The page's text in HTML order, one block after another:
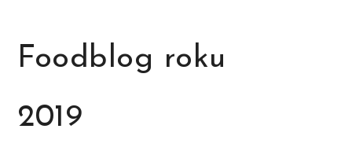
Foodblog roku
2019